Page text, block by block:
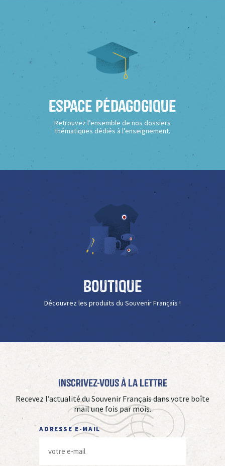
Espace Pédagogique
Retrouvez l’ensemble de nos dossiers
thématiques dédiés à l’enseignement.
Boutique
Découvrez les produits du Souvenir Français !
Inscrivez-vous à La Lettre
Recevez l’actualité du Souvenir Français dans votre boîte
mail une fois par mois.
ADRESSE E-MAIL